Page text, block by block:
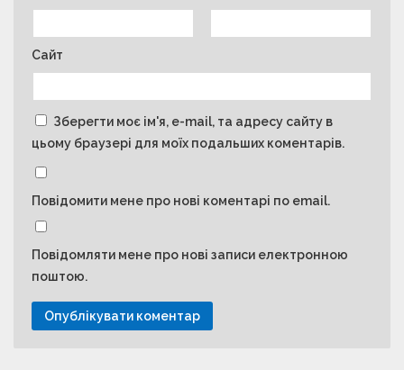
Сайт
Зберегти моє ім'я, e-mail, та адресу сайту в
цьому браузері для моїх подальших коментарів.
Повідомити мене про нові коментарі по email.
Повідомляти мене про нові записи електронною
поштою.